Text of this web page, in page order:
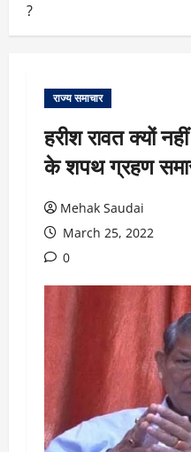
?
राज्य समाचार
हरीश रावत क्यों
के शपथ ग्रहण
Mehak Saudai
March 25, 2022
0